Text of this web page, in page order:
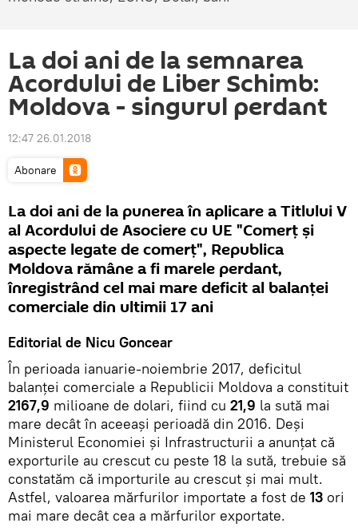
La doi ani de la semnarea
Acordului de Liber Schimb:
Moldova - singurul perdant
12:47 26.01.2018
Abonare
La doi ani de la punerea în aplicare a Titlului V
al Acordului de Asociere cu UE "Comerţ şi
aspecte legate de comerţ", Republica
Moldova rămâne a fi marele perdant,
înregistrând cel mai mare deficit al balanței
comerciale din ultimii 17 ani
Editorial de Nicu Goncear
În perioada ianuarie-noiembrie 2017, deficitul
balanței comerciale a Republicii Moldova a constituit
2167,9 milioane de dolari, fiind cu 21,9 la sută mai
mare decât în aceeași perioadă din 2016. Deși
Ministerul Economiei și Infrastructurii a anunțat că
exporturile au crescut cu peste 18 la sută, trebuie să
constatăm că importurile au crescut și mai mult.
Astfel, valoarea mărfurilor importate a fost de 13 ori
mai mare decât cea a mărfurilor exportate.